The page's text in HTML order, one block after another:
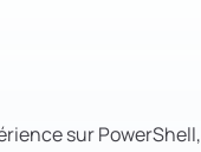
sur PowerShell,